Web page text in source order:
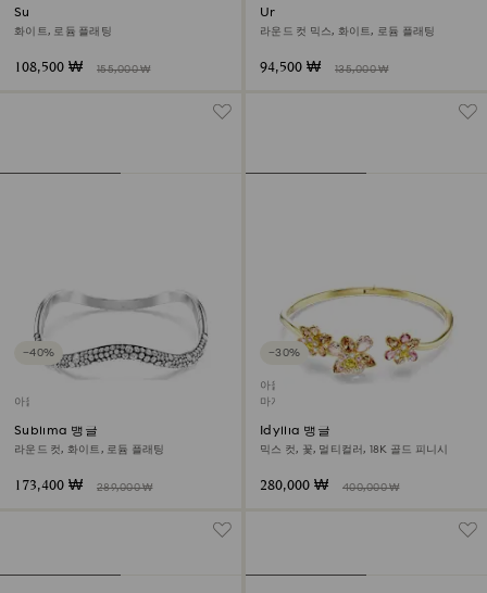
Sublima 뱅글
화이트, 로듐 플래팅
108,500 ₩ 155,000 ₩
Una Angelic 브레이슬릿
라운드 컷 믹스, 화이트, 로듐 플래팅
94,500 ₩ 135,000 ₩
−40%
아울렛
Sublima 뱅글
라운드 컷, 화이트, 로듐 플래팅
173,400 ₩ 289,000 ₩
−30%
아울렛
마지막 구입 기회
Idyllia 뱅글
믹스 컷, 꽃, 멀티컬러, 18K 골드 피니시
280,000 ₩ 400,000 ₩